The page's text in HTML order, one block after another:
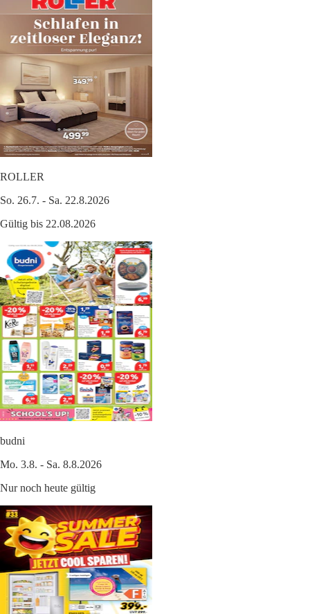
ROLLER
So. 26.7. - Sa. 22.8.2026
Gültig bis 22.08.2026
budni
Mo. 3.8. - Sa. 8.8.2026
Nur noch heute gültig